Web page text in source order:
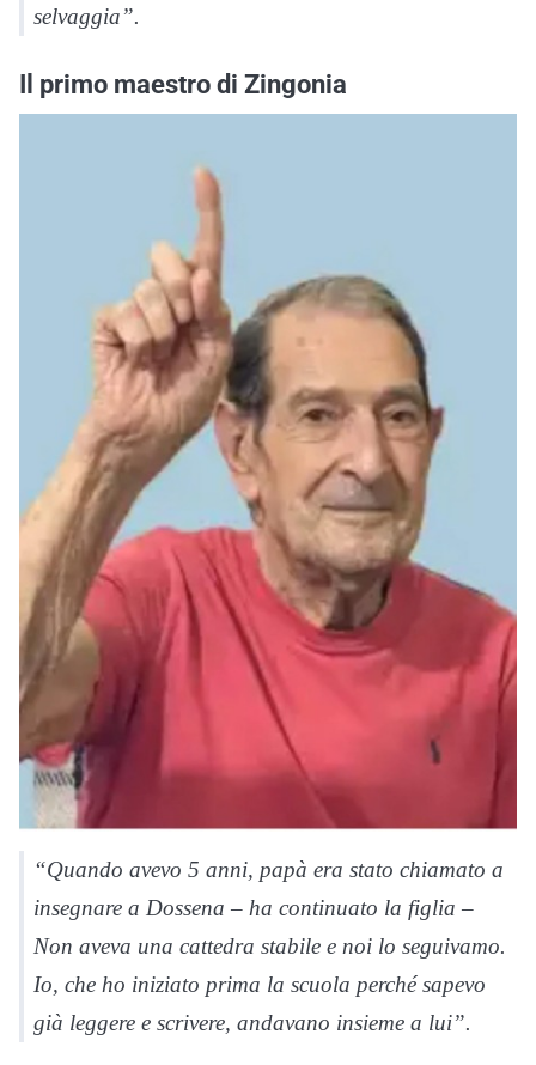
selvaggia”.
Il primo maestro di Zingonia
“Quando avevo 5 anni, papà era stato chiamato a
insegnare a Dossena – ha continuato la figlia –
Non aveva una cattedra stabile e noi lo seguivamo.
Io, che ho iniziato prima la scuola perché sapevo
già leggere e scrivere, andavano insieme a lui”.